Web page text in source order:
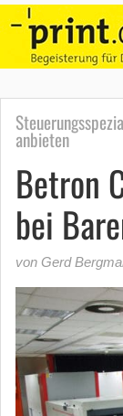
anbieten
Betron
bei
von Gerd